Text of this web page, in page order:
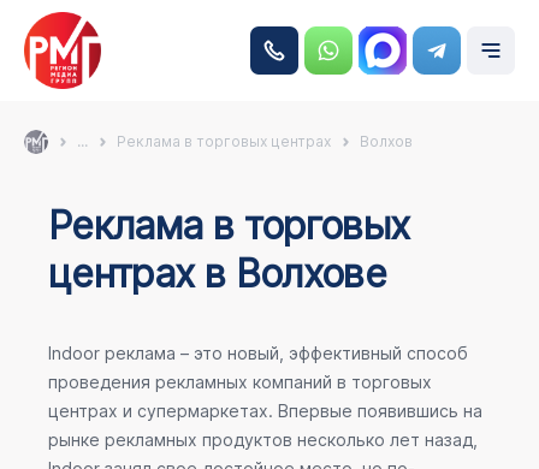
... Реклама в торговых центрах Волхов
Реклама в торговых
центрах в Волхове
Indoor реклама – это новый, эффективный способ
проведения рекламных компаний в торговых
центрах и супермаркетах. Впервые появившись на
рынке рекламных продуктов несколько лет назад,